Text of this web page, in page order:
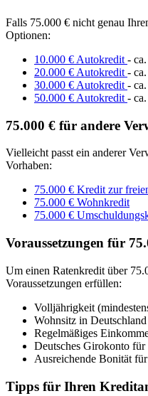
Falls 75.000 € nicht genau
Optionen:
10.000 € Autokredit -
20.000 € Autokredit -
30.000 € Autokredit -
50.000 € Autokredit -
75.000 € für andere
Vielleicht passt ein anderer
Vorhaben:
75.000 € Kredit zur
75.000 € Wohnkredit
75.000 €
Voraussetzungen für
Um einen Ratenkredit über
Voraussetzungen erfüllen:
Volljährigkeit
Wohnsitz in Deutschland
Regelmäßiges
Deutsches Girokonto
Ausreichende Bonität
Tipps für Ihren